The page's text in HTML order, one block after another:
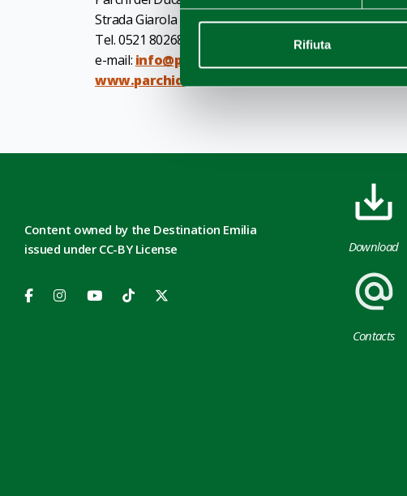
Rifiuta
Strada Giarola 11 – 43044 Collecchio (PR)
Tel. 0521 802688
e-mail: info@parchiemiliaoccidentale.it
www.parchidelducato.it
Content owned by the Destination Emilia
issued under CC-BY License
Download
Contacts